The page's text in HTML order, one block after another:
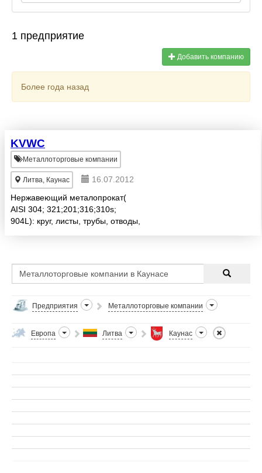
1 предприятие
Добавить компанию
Более года назад
KVWC
Металлоторговые компании
Литва, Каунас
16.07.2012
Нержавеющий металопрокат(
АISI 304; 321;201;316;310s;
904L): круг, листы, трубы, отводы,
Предприятия Металлоторговые компании
Европа Литва Каунас